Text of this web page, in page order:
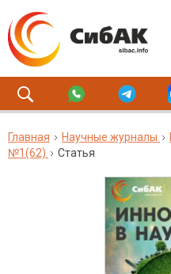
Главная Научные журналы
№1(62)
Статья